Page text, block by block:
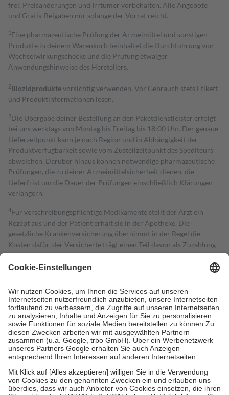
frei. Preisänderungen und Irrtümer vorbehalten. Alle Angebote
und Gratis-Beigaben nur solange der Vorrat reicht.
1 Eine pharmazeutische Prüfung der Arzneimittel und sonstigen
Produkte in deinem Warenkorb beinhaltet die Durchführung von
Wechselwirkungschecks und die Prüfung etwaiger
Anwendungshinweise des Herstellers.
2Biozidproduktevorsichtig verwenden. Vor Gebrauch stets Etikett
und Produktinformationen lesen.
3Die Übergabe deiner Bestellung an den Paketdienstleister erfolgt
bei uns werktags von Montag bis Freitag bis 18:00 Uhr. Der genaue
Lieferzeitpunkt kann je nach Region und in Abhängigkeit der
Produktverfügbarkeit sowie vom Zustellzeitpunkt des Spediteurs
abweichen. Darüber hinaus können notwendige pharmazeutische
Prüfungen, die zu deiner Arzneimittelsicherheit dienen, die
Lieferfrist um die Dauer der Prüfungen einschließlich Klärungen
verlängern.
4Für verschreibungspflichtige Medikamente stellt der Arzt ein
Rezept aus und der Patient erhält sie in der Apotheke. Die
gesetzliche Krankenversicherung übernimmt in der Regel die
Kosten dafür, der Versicherte trägt einen Teil davon als Zuzahlung
mit.
Grundsätzlich leisten Mitglieder Zuzahlungen in Höhe von zehn
höchstens zehn Euro.
Es sind jedoch nie mehr als die tatsächlichen
Kosten der Leistung zu entrichten.
Diese Regeln gelten grundsätzlich auch für Online-Apotheken.
Bei Heilmitteln und häuslicher Krankenpflege beträgt die
Zuzahlung zehn Prozent der Kosten sowie zehn Euro je
Verordnung.
Um das Engagement der Versicherten für ihre eigene Gesundheit zu
stärken und die besondere Stellung der Familie zu unterstützen,
fallenkeine Zuzahlungenan bei:
• Kindern und Jugendlichen bis zum vollendeten 18. Lebensjahr